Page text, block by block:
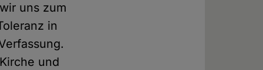
uns zum
in
und